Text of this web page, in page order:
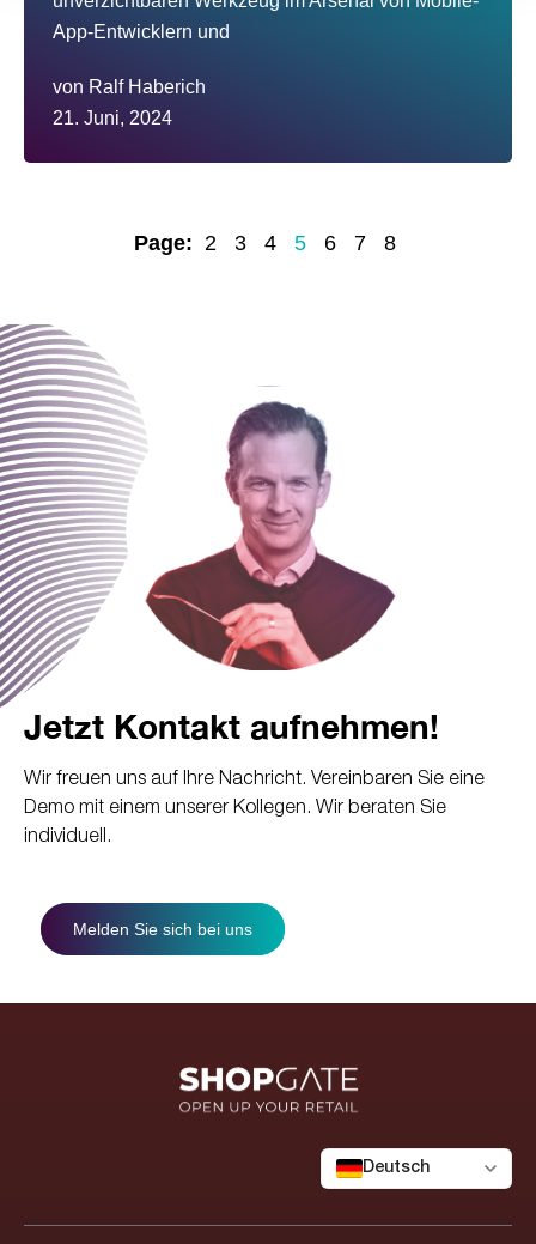
App-Entwicklern und
von Ralf Haberich
21. Juni, 2024
Page: 2 3 4 5 6 7 8
Jetzt Kontakt aufnehmen!
Wir freuen uns auf Ihre Nachricht. Vereinbaren Sie eine
Demo mit einem unserer Kollegen. Wir beraten Sie
individuell.
Melden Sie sich bei uns
Deutsch